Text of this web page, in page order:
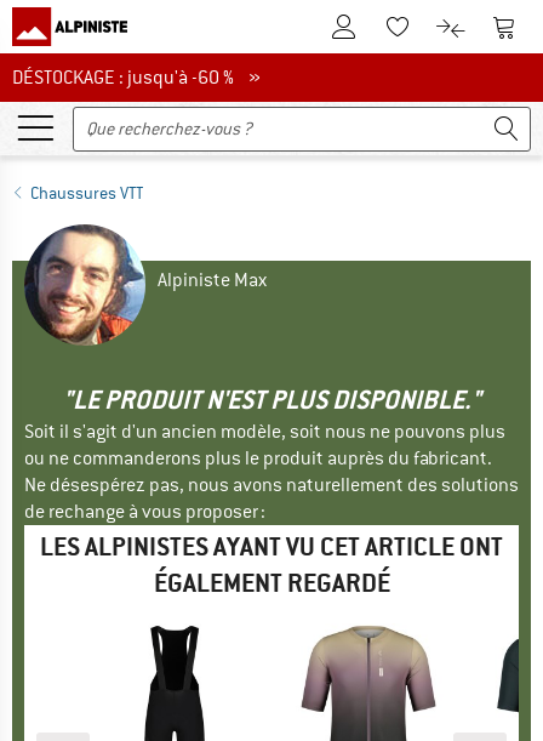
Vers le compte client
Vers la liste
Vers le
DÉSTOCKAGE : jusqu'à -60 %
DÉSTOCKAGE : jusqu'à -60 % »
Chaussures VTT
Alpiniste Max
"LE PRODUIT N'EST PLUS DISPONIBLE."
Soit il s'agit d'un ancien modèle, soit nous ne pouvons plus
ou ne commanderons plus le produit auprès du fabricant.
Ne désespérez pas, nous avons naturellement des solutions
de rechange à vous proposer :
LES ALPINISTES AYANT VU CET ARTICLE ONT
ÉGALEMENT REGARDÉ